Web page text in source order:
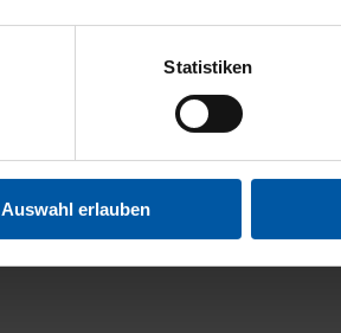
Statistiken
Auswahl erlauben